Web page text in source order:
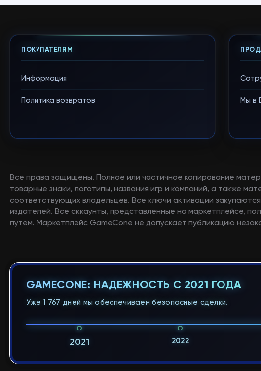
ПОКУПАТЕЛЯМ
Информация
Политика возвратов Мы в
Все права защищены. Полное или частичное копирование
товарные знаки, логотипы, названия игр и компаний, а также
соответствующих владельцев. Все ключи активации
издателей. Все аккаунты, представленные на маркетплейсе,
путем. Маркетплейс GameCone не допускает публикацию
GAMECONE: НАДЕЖНОСТЬ С 2021 ГОДА
Уже 1 767 дней мы обеспечиваем безопасные сделки.
2021 2022